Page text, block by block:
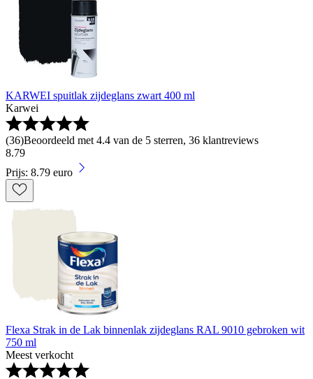
KARWEI spuitlak zijdeglans zwart 400 ml
Karwei
(36)Beoordeeld met 4.4 van de 5 sterren, 36 klantreviews
8.79
Prijs: 8.79 euro
Flexa Strak in de Lak binnenlak zijdeglans RAL 9010 gebroken wit
750 ml
Meest verkocht